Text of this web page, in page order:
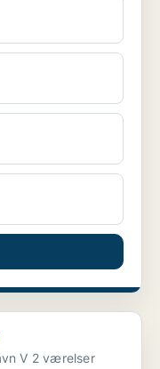
Lejlighed til salg på 1722 København V 2 værelser